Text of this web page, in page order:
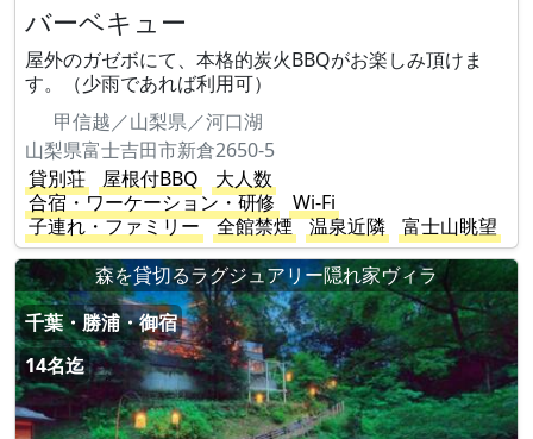
バーベキュー
屋外のガゼボにて、本格的炭火BBQがお楽しみ頂けま
す。（少雨であれば利用可）
甲信越／山梨県／河口湖
山梨県富士吉田市新倉2650-5
貸別荘
屋根付BBQ
大人数
合宿・ワーケーション・研修
Wi-Fi
子連れ・ファミリー
全館禁煙 温泉近隣
富士山眺望
森を貸切るラグジュアリー隠れ家ヴィラ
千葉・勝浦・御宿
14名迄